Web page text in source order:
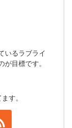
いるラブライ
が目標です。
す。